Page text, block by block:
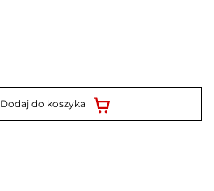
Dodaj do koszyka